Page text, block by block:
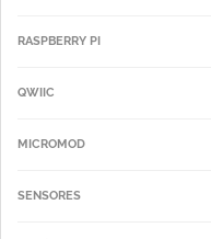
RASPBERRY PI
QWIIC
MICROMOD
SENSORES